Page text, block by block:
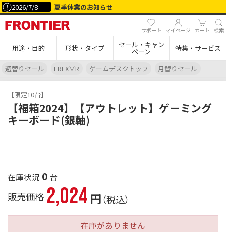
2026/7/8 夏季休業のお知らせ
サポート マイページ カート 検索
用途・目的 形状・タイプ セール・キャン
ペーン 特集・サービス
週替りセール FREX∀R ゲームデスクトップ 月替りセール
【福箱2024】【アウトレット】ゲーミング
キーボード(銀軸)
【限定10台】
0
販売価格 2,024 円（税込）
在庫がありません